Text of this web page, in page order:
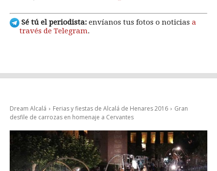
Sé tú el periodista: envíanos tus fotos o noticias a
través de Telegram.